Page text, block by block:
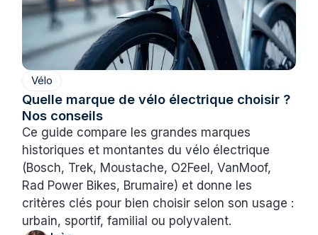
Vélo
Quelle marque de vélo électrique choisir ?
Nos conseils
Ce guide compare les grandes marques
historiques et montantes du vélo électrique
(Bosch, Trek, Moustache, O2Feel, VanMoof,
Rad Power Bikes, Brumaire) et donne les
critères clés pour bien choisir selon son usage :
urbain, sportif, familial ou polyvalent.